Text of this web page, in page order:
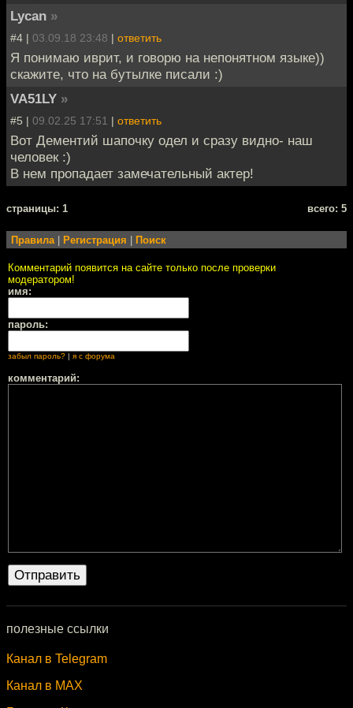
Lycan »
#4 | 03.09.18 23:48 | ответить
Я понимаю иврит, и говорю на непонятном языке))
скажите, что на бутылке писали :)
VA51LY »
#5 | 09.02.25 17:51 | ответить
Вот Дементий шапочку одел и сразу видно- наш
человек :)
В нем пропадает замечательный актер!
cтраницы: 1 всего: 5
Правила | Регистрация | Поиск
Комментарий появится на сайте только после проверки
модератором!
имя:
пароль:
забыл пароль? | я с форума
комментарий:
полезные ссылки
Канал в Telegram
Канал в MAX